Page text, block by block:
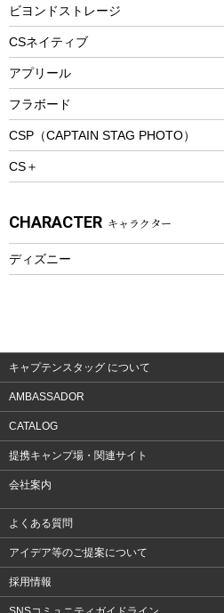
防寒ウェア
トレッキング
トレッキングステッキ
トレッキングアクセサリー
プレイグッズ
ウェルネス
ウェア、タオル
フィットネス
ウェア
ビヨンドストレージ
CSネイティブ
アプリール
フラボード
CSP（CAPTAIN STAG PHOTO）
CS＋
CHARACTER キャラクター
ディズニー
キャプテンスタッグ について
AMBASSADOR
CATALOG
提携キャンプ場・関連サイト
会社案内
よくある質問
アイデア等のご提案について
採用情報